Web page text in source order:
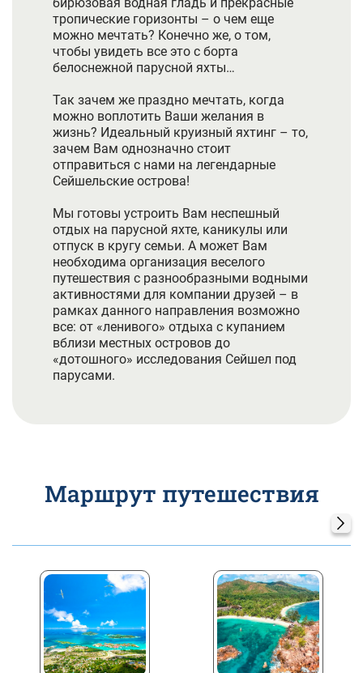
тропические горизонты – о чем еще
можно мечтать? Конечно же, о том,
чтобы увидеть все это с борта
белоснежной парусной яхты…
Так зачем же праздно мечтать, когда
можно воплотить Ваши желания в
жизнь? Идеальный круизный яхтинг – то,
зачем Вам однозначно стоит
отправиться с нами на легендарные
Сейшельские острова!
Мы готовы устроить Вам неспешный
отдых на парусной яхте, каникулы или
отпуск в кругу семьи. А может Вам
необходима организация веселого
путешествия с разнообразными водными
активностями для компании друзей – в
рамках данного направления возможно
все: от «ленивого» отдыха с купанием
вблизи местных островов до
«дотошного» исследования Сейшел под
парусами.
Маршрут путешествия